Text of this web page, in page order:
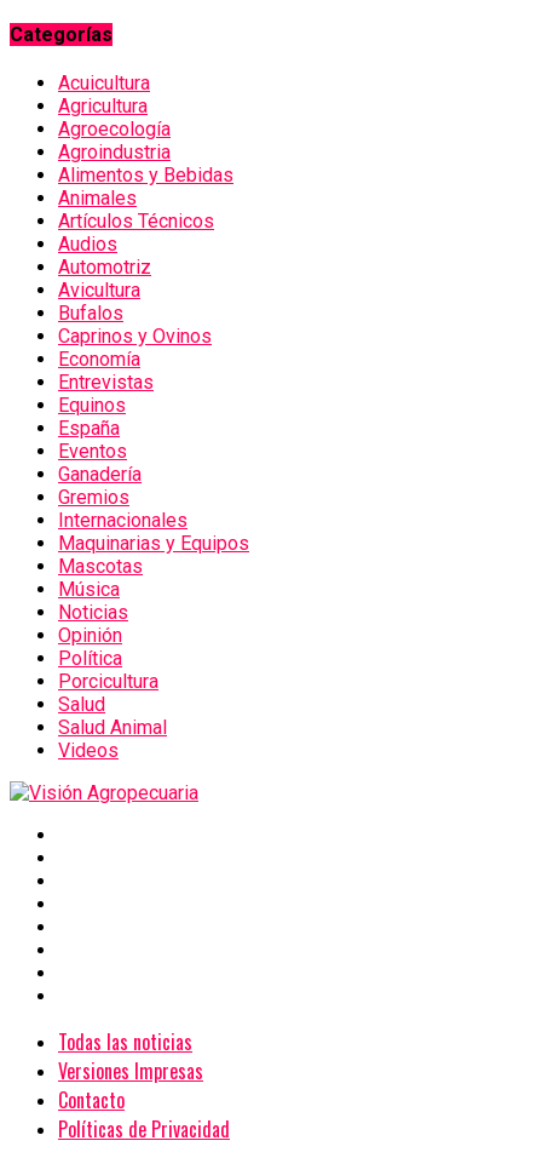
Categorías
Acuicultura
Agricultura
Agroecología
Agroindustria
Alimentos y Bebidas
Animales
Artículos Técnicos
Audios
Automotriz
Avicultura
Bufalos
Caprinos y Ovinos
Economía
Entrevistas
Equinos
España
Eventos
Ganadería
Gremios
Internacionales
Maquinarias y Equipos
Mascotas
Música
Noticias
Opinión
Política
Porcicultura
Salud
Salud Animal
Videos
Todas las noticias
Versiones Impresas
Contacto
Políticas de Privacidad